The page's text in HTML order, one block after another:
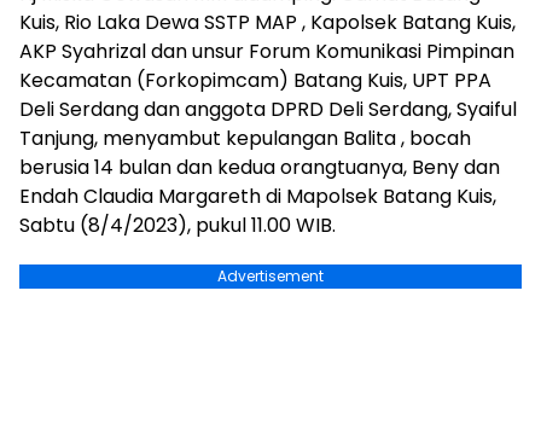
Kuis, Rio Laka Dewa SSTP MAP , Kapolsek Batang Kuis,
AKP Syahrizal dan unsur Forum Komunikasi Pimpinan
Kecamatan (Forkopimcam) Batang Kuis, UPT PPA
Deli Serdang dan anggota DPRD Deli Serdang, Syaiful
Tanjung, menyambut kepulangan Balita , bocah
berusia 14 bulan dan kedua orangtuanya, Beny dan
Endah Claudia Margareth di Mapolsek Batang Kuis,
Sabtu (8/4/2023), pukul 11.00 WIB.
Advertisement